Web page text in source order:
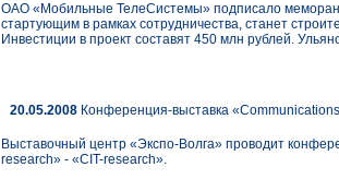
ОАО «Мобильные ТелеСистемы» подписало
стартующим в рамках сотрудничества, станет
Инвестиции в проект составят 450 млн рублей.
20.05.2008 Конференция-выставка
Выставочный центр «Экспо-Волга» проводит
research» - «СIT-research».